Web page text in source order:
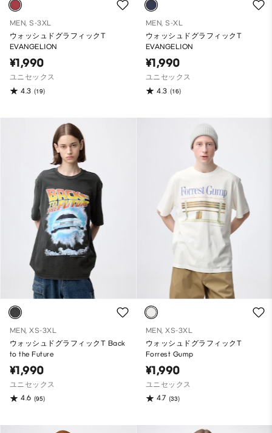
MEN, S-3XL
ウォッシュドグラフィックT
EVANGELION
¥1,990
ユニセックス
4.3 (19)
MEN, S-XL
ウォッシュドグラフィックT
EVANGELION
¥1,990
ユニセックス
4.3 (16)
MEN, XS-3XL
ウォッシュドグラフィックT Back
to the Future
¥1,990
ユニセックス
4.6 (95)
MEN, XS-3XL
ウォッシュドグラフィックT
Forrest Gump
¥1,990
ユニセックス
4.7 (33)